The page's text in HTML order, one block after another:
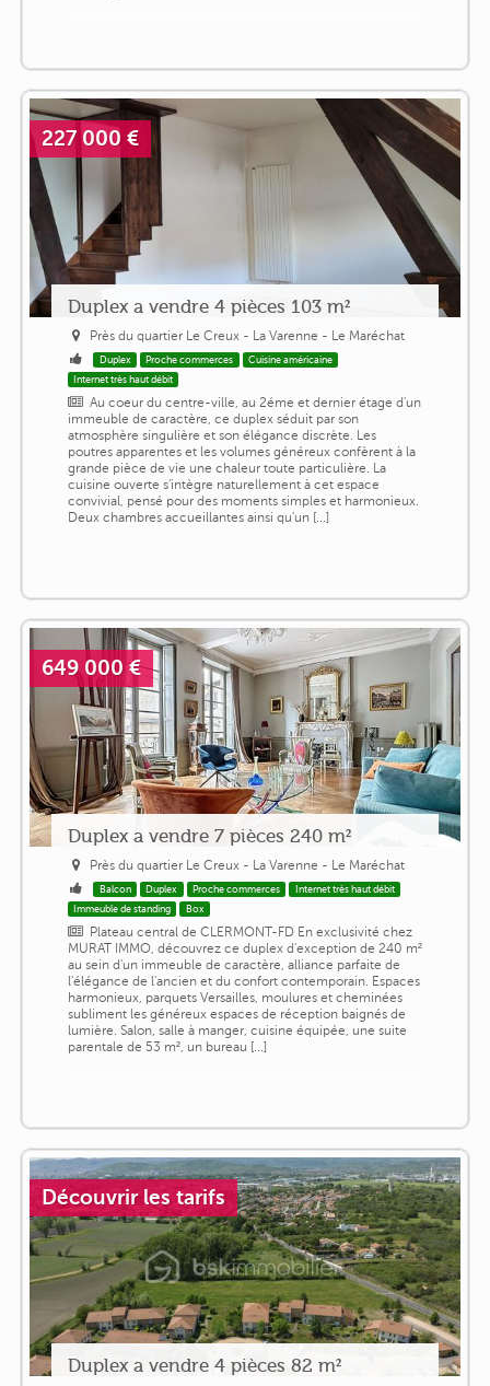
227 000 €
Duplex a vendre 4 pièces 103 m²
Près du quartier Le Creux - La Varenne - Le Maréchat
Duplex Proche commerces
Cuisine américaine
Internet très haut débit
Au coeur du centre-ville, au 2éme et dernier étage d'un
immeuble de caractère, ce duplex séduit par son
atmosphère singulière et son élégance discrète. Les
poutres apparentes et les volumes généreux confèrent à la
grande pièce de vie une chaleur toute particulière. La
cuisine ouverte s'intègre naturellement à cet espace
convivial, pensé pour des moments simples et harmonieux.
Deux chambres accueillantes ainsi qu'un [...]
649 000 €
Duplex a vendre 7 pièces 240 m²
Près du quartier Le Creux - La Varenne - Le Maréchat
Balcon Duplex Proche commerces
Internet très haut débit
Immeuble de standing
Box
Plateau central de CLERMONT-FD En exclusivité chez
MURAT IMMO, découvrez ce duplex d'exception de 240 m²
au sein d'un immeuble de caractère, alliance parfaite de
l'élégance de l'ancien et du confort contemporain. Espaces
harmonieux, parquets Versailles, moulures et cheminées
subliment les généreux espaces de réception baignés de
lumière. Salon, salle à manger, cuisine équipée, une suite
parentale de 53 m², un bureau [...]
Découvrir les tarifs
Duplex a vendre 4 pièces 82 m²